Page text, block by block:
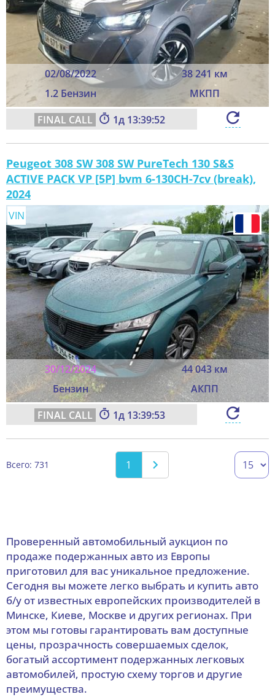
02/08/2022
38 241 км
1.2 Бензин
МКПП
1
13:39:50
Peugeot 308 SW 308 SW PureTech 130 S&S
ACTIVE PACK VP [5P] bvm 6-130CH-7cv (break),
2024
30/12/2024
44 043 км
Бензин
АКПП
VIN
1 13:39:51
Всего: 731 1
Проверенный автомобильный аукцион по
продаже подержанных авто из Европы
приготовил для вас уникальное предложение.
Сегодня вы можете легко выбрать и купить авто
б/у от известных европейских производителей в
Минске, Киеве, Москве и других регионах. При
этом мы готовы гарантировать вам доступные
цены, прозрачность совершаемых сделок,
богатый ассортимент подержанных легковых
автомобилей, простую схему торгов и другие
преимущества.